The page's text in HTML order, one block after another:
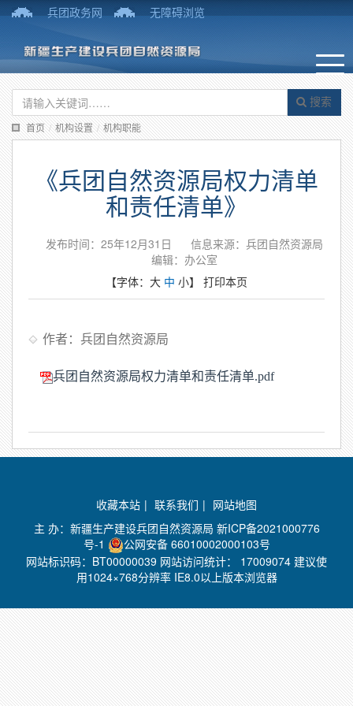
兵团政务网 无障碍浏览
搜索
首页 / 机构设置 / 机构职能
《兵团自然资源局权力清单
和责任清单》
发布时间：25年12月31日
信息来源：兵团自然资源局
编辑：办公室
【字体： 大 中 小】 打印本页
作者：兵团自然资源局
兵团自然资源局权力清单和责任清单.pdf
收藏本站 | 联系我们 | 网站地图
主 办：新疆生产建设兵团自然资源局 新ICP备2021000776
号-1
公网安备 66010002000103号
网站标识码：BT00000039 网站访问统计： 17009074 建议使
用1024×768分辨率 IE8.0以上版本浏览器